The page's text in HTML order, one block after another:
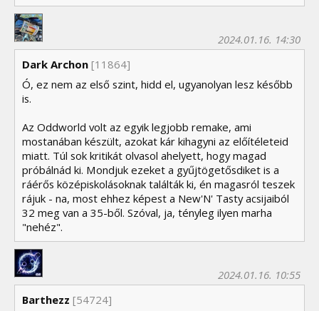
Dark Archon
2024.01.16. 14:30
[11864]
Ó, ez nem az első szint, hidd el, ugyanolyan lesz később
is.
Az Oddworld volt az egyik legjobb remake, ami
mostanában készült, azokat kár kihagyni az előítéleteid
miatt. Túl sok kritikát olvasol ahelyett, hogy magad
próbálnád ki. Mondjuk ezeket a gyűjtögetősdiket is a
ráérős középiskolásoknak találták ki, én magasról teszek
rájuk - na, most ehhez képest a New'N' Tasty acsijaiból
32 meg van a 35-ből. Szóval, ja, tényleg ilyen marha
"nehéz".
Barthezz
2024.01.16. 10:55
[54724]